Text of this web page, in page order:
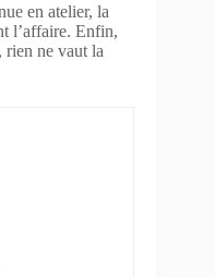
en atelier, la
l’affaire. Enfin,
rien ne vaut la